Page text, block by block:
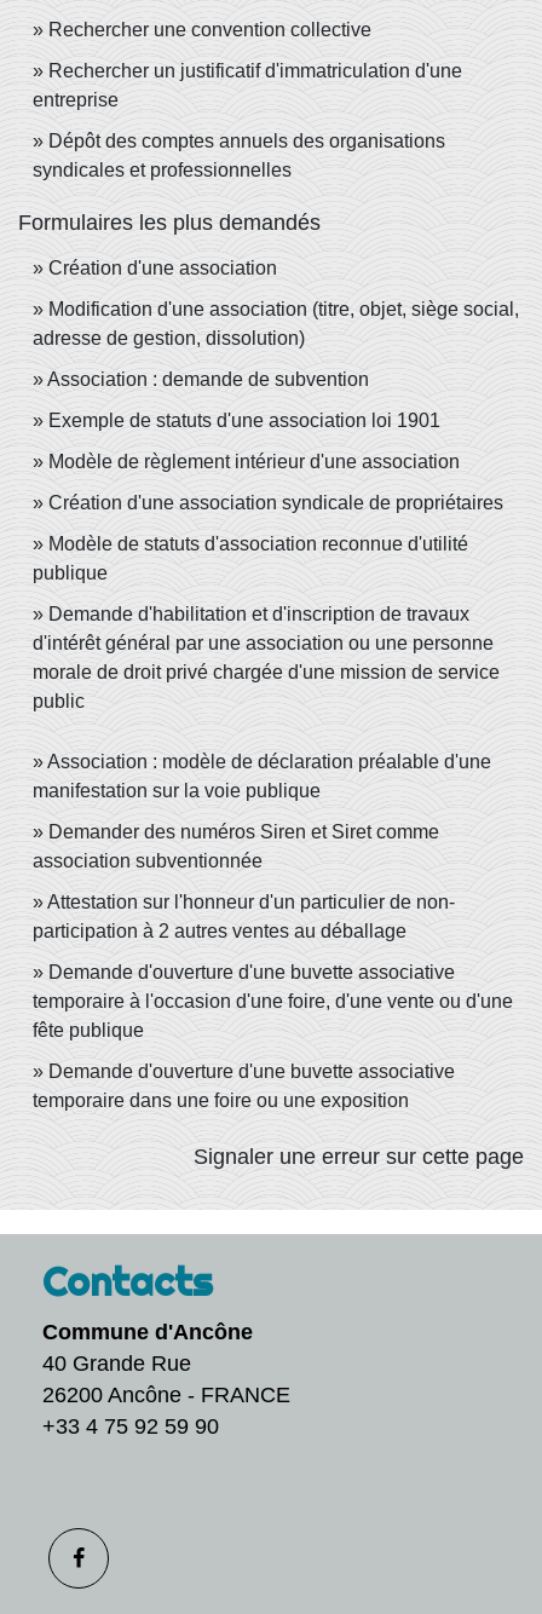
Rechercher une convention collective
Rechercher un justificatif d'immatriculation d'une
entreprise
Dépôt des comptes annuels des organisations
syndicales et professionnelles
Formulaires les plus demandés
Création d'une association
Modification d'une association (titre, objet, siège social,
adresse de gestion, dissolution)
Association : demande de subvention
Exemple de statuts d'une association loi 1901
Modèle de règlement intérieur d'une association
Création d'une association syndicale de propriétaires
Modèle de statuts d'association reconnue d'utilité
publique
Demande d'habilitation et d'inscription de travaux
d'intérêt général par une association ou une personne
morale de droit privé chargée d'une mission de service
public
Association : modèle de déclaration préalable d'une
manifestation sur la voie publique
Demander des numéros Siren et Siret comme
association subventionnée
Attestation sur l'honneur d'un particulier de non-
participation à 2 autres ventes au déballage
Demande d'ouverture d'une buvette associative
temporaire à l'occasion d'une foire, d'une vente ou d'une
fête publique
Demande d'ouverture d'une buvette associative
temporaire dans une foire ou une exposition
Signaler une erreur sur cette page
Contacts
Commune d'Ancône
40 Grande Rue
26200 Ancône - FRANCE
+33 4 75 92 59 90